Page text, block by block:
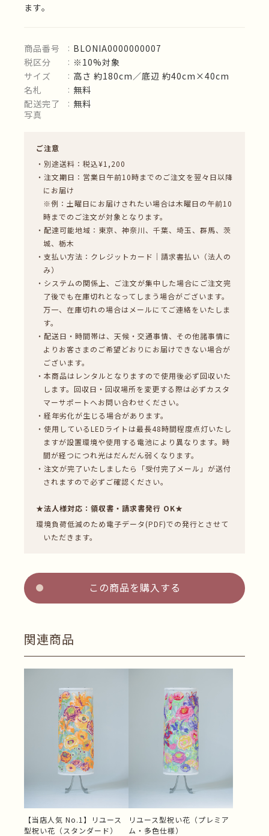
ます。
商品番号
BLONIA0000000007
税区分
※10%対象
サイズ
高さ 約180cm／底辺 約40cm×40cm
名札
無料
配送完了
写真
無料
ご注意
・別途送料：税込¥1,200
・注文期日：営業日午前10時までのご注文を翌々日以降
にお届け
※例：土曜日にお届けされたい場合は木曜日の午前10
時までのご注文が対象となります。
・配達可能地域：東京、神奈川、千葉、埼玉、群馬、茨
城、栃木
・支払い方法：クレジットカード｜請求書払い（法人の
み）
・システムの関係上、ご注文が集中した場合にご注文完
了後でも在庫切れとなってしまう場合がございます。
万一、在庫切れの場合はメールにてご連絡をいたしま
す。
・配送日・時間帯は、天候・交通事情、その他諸事情に
よりお客さまのご希望どおりにお届けできない場合が
ございます。
・本商品はレンタルとなりますので使用後必ず回収いた
します。回収日・回収場所を変更する際は必ずカスタ
マーサポートへお問い合わせください。
・経年劣化が生じる場合があります。
・使用しているLEDライトは最長48時間程度点灯いたし
ますが設置環境や使用する電池により異なります。時
間が経つにつれ光はだんだん弱くなります。
・注文が完了いたしましたら「受付完了メール」が送付
されますので必ずご確認ください。
★法人様対応：領収書・請求書発行 OK★
環境負荷低減のため電子データ(PDF)での発行とさせて
いただきます。
この商品を購入する
関連商品
【当店人気 No.1】リユース
型祝い花（スタンダード）
リユース型祝い花（プレミア
ム・多色仕様）